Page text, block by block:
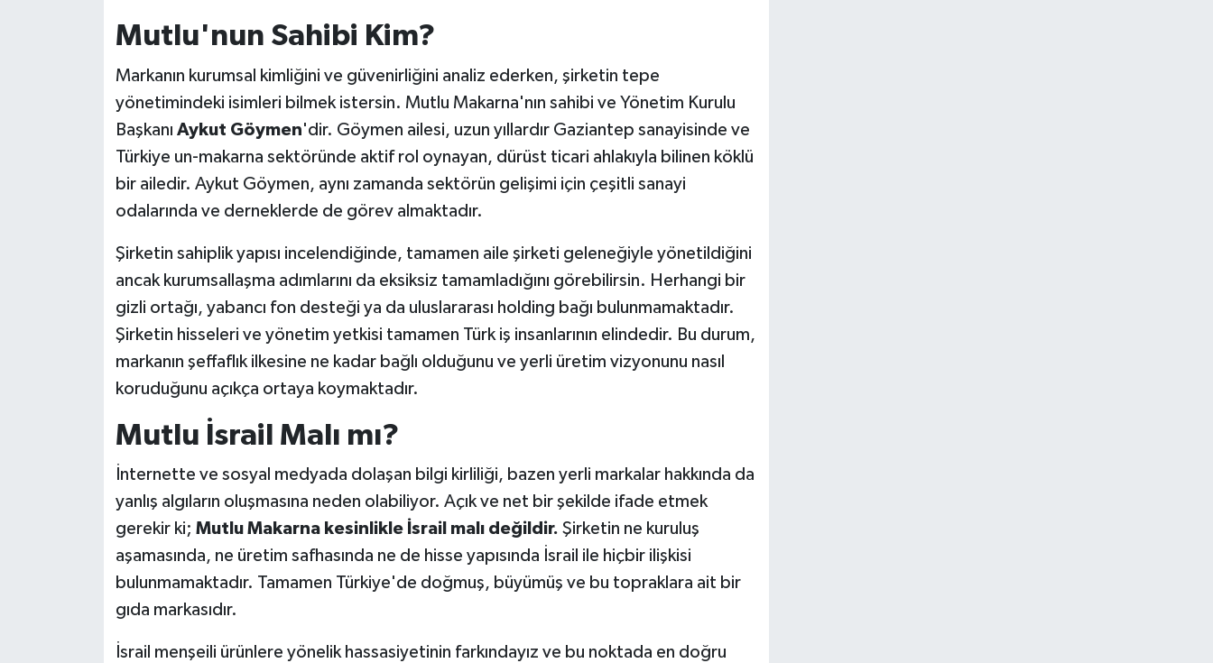
Mutlu'nun Sahibi Kim?
Markanın kurumsal kimliğini ve güvenirliğini analiz ederken, şirketin tepe
yönetimindeki isimleri bilmek istersin. Mutlu Makarna'nın sahibi ve Yönetim Kurulu
Başkanı Aykut Göymen'dir. Göymen ailesi, uzun yıllardır Gaziantep sanayisinde ve
Türkiye un-makarna sektöründe aktif rol oynayan, dürüst ticari ahlakıyla bilinen köklü
bir ailedir. Aykut Göymen, aynı zamanda sektörün gelişimi için çeşitli sanayi
odalarında ve derneklerde de görev almaktadır.
Şirketin sahiplik yapısı incelendiğinde, tamamen aile şirketi geleneğiyle yönetildiğini
ancak kurumsallaşma adımlarını da eksiksiz tamamladığını görebilirsin. Herhangi bir
gizli ortağı, yabancı fon desteği ya da uluslararası holding bağı bulunmamaktadır.
Şirketin hisseleri ve yönetim yetkisi tamamen Türk iş insanlarının elindedir. Bu durum,
markanın şeffaflık ilkesine ne kadar bağlı olduğunu ve yerli üretim vizyonunu nasıl
koruduğunu açıkça ortaya koymaktadır.
Mutlu İsrail Malı mı?
İnternette ve sosyal medyada dolaşan bilgi kirliliği, bazen yerli markalar hakkında da
yanlış algıların oluşmasına neden olabiliyor. Açık ve net bir şekilde ifade etmek
gerekir ki; Mutlu Makarna kesinlikle İsrail malı değildir. Şirketin ne kuruluş
aşamasında, ne üretim safhasında ne de hisse yapısında İsrail ile hiçbir ilişkisi
bulunmamaktadır. Tamamen Türkiye'de doğmuş, büyümüş ve bu topraklara ait bir
gıda markasıdır.
İsrail menşeili ürünlere yönelik hassasiyetinin farkındayız ve bu noktada en doğru